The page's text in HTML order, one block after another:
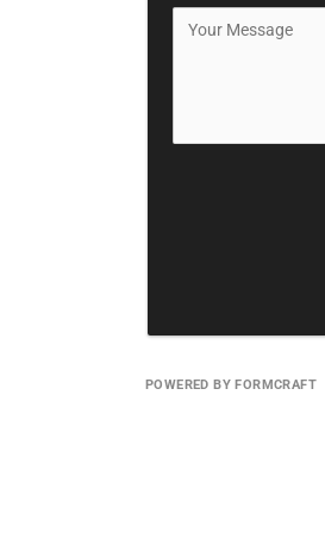
POWERED BY FORMCRAFT